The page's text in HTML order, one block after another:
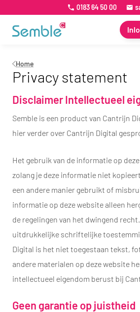
0183 64 50 00
Home
Privacy statement
Disclaimer Intellectueel
Semble is een product van Cantrijn
hier verder over Cantrijn Digital
Het gebruik van de informatie op
zolang je deze informatie niet
een andere manier gebruikt of
informatie op deze website alleen
de regelingen van het dwingend
uitdrukkelijke schriftelijke
Digital is het niet toegestaan tekst,
andere materialen op deze website
intellectueel eigendom berust bij
Geen garantie op juistheid